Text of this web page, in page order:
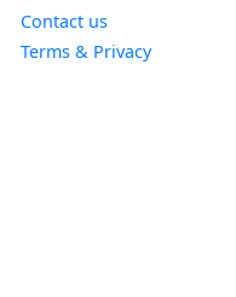
Contact us
Terms & Privacy